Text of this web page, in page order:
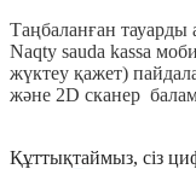
Таңбаланған
Naqty sauda kassa
жүктеу қажет)
және 2D сканер
Құттықтаймыз, сіз